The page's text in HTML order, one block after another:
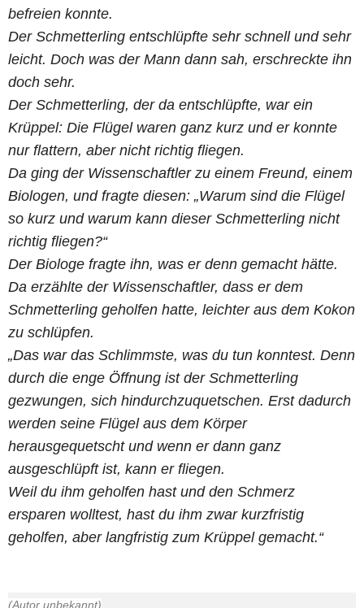
befreien konnte.
Der Schmetterling entschlüpfte sehr schnell und sehr
leicht. Doch was der Mann dann sah, erschreckte ihn
doch sehr.
Der Schmetterling, der da entschlüpfte, war ein
Krüppel: Die Flügel waren ganz kurz und er konnte
nur flattern, aber nicht richtig fliegen.
Da ging der Wissenschaftler zu einem Freund, einem
Biologen, und fragte diesen: „Warum sind die Flügel
so kurz und warum kann dieser Schmetterling nicht
richtig fliegen?“
Der Biologe fragte ihn, was er denn gemacht hätte.
Da erzählte der Wissenschaftler, dass er dem
Schmetterling geholfen hatte, leichter aus dem Kokon
zu schlüpfen.
„Das war das Schlimmste, was du tun konntest. Denn
durch die enge Öffnung ist der Schmetterling
gezwungen, sich hindurchzuquetschen. Erst dadurch
werden seine Flügel aus dem Körper
herausgequetscht und wenn er dann ganz
ausgeschlüpft ist, kann er fliegen.
Weil du ihm geholfen hast und den Schmerz
ersparen wolltest, hast du ihm zwar kurzfristig
geholfen, aber langfristig zum Krüppel gemacht.“
(Autor unbekannt)